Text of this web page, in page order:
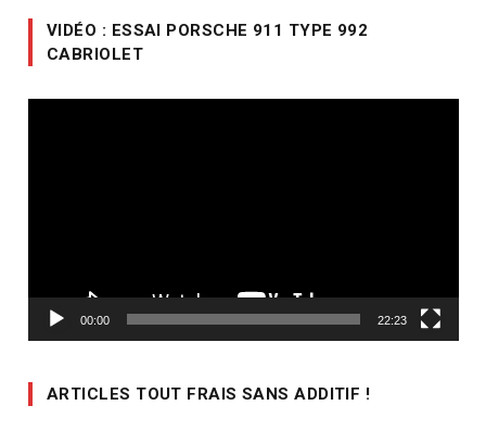
VIDÉO : ESSAI PORSCHE 911 TYPE 992
CABRIOLET
00:00 22:23
ARTICLES TOUT FRAIS SANS ADDITIF !